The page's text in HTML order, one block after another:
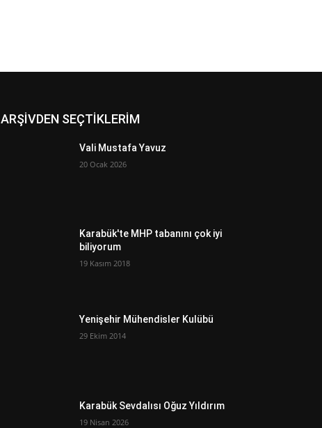
ARŞİVDEN SEÇTİKLERİM
Vali Mustafa Yavuz
20 Ocak 2026
Karabük'te MHP tabanını çok iyi
biliyorum
19 Kasım 2018
Yenişehir Mühendisler Kulübü
29 Ekim 2014
Karabük Sevdalısı Oğuz Yıldırım
19 Nisan 2026